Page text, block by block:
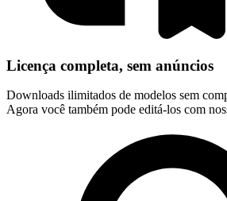
Licença completa, sem anúncios
Downloads ilimitados de modelos sem
Agora você também pode editá-los com